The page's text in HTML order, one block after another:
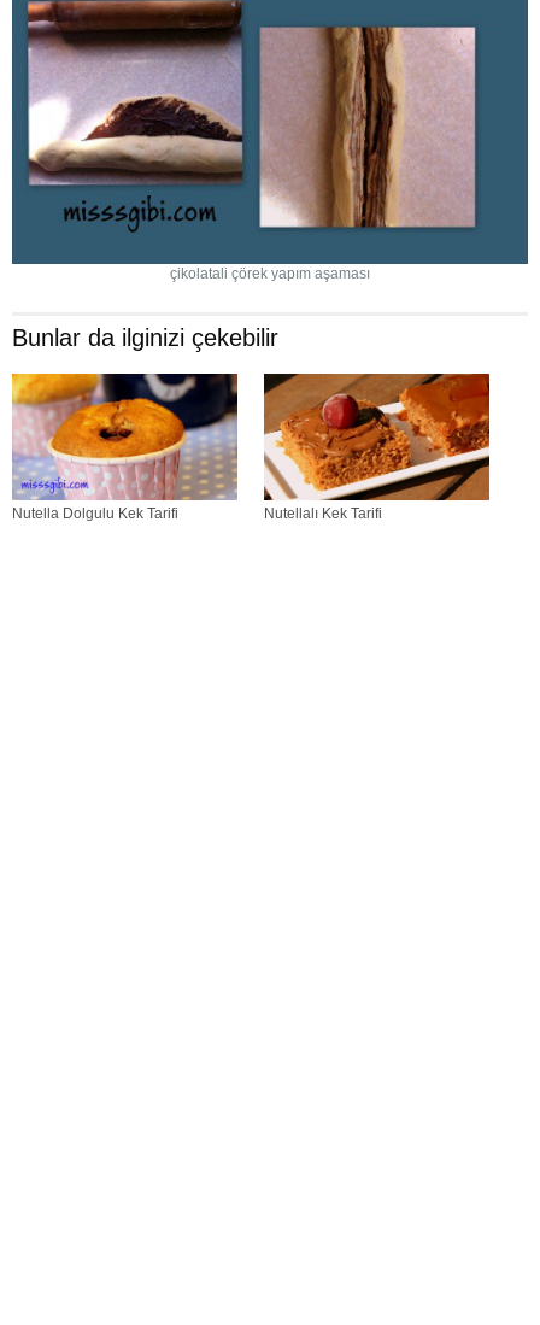
çikolatali çörek yapım aşaması
Bunlar da ilginizi çekebilir
Nutella Dolgulu Kek Tarifi Nutellalı Kek Tarifi